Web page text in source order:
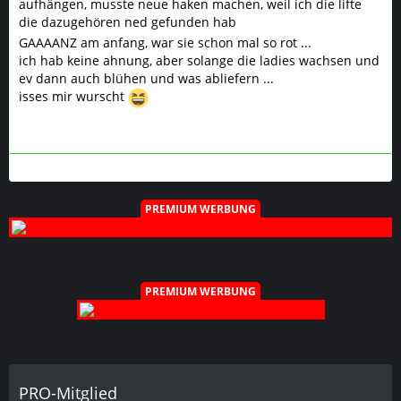
die dazugehören ned gefunden hab
GAAAANZ am anfang, war sie schon mal so rot ...
ich hab keine ahnung, aber solange die ladies wachsen und
ev dann auch blühen und was abliefern ...
isses mir wurscht
PREMIUM WERBUNG
PREMIUM WERBUNG
PRO-Mitglied